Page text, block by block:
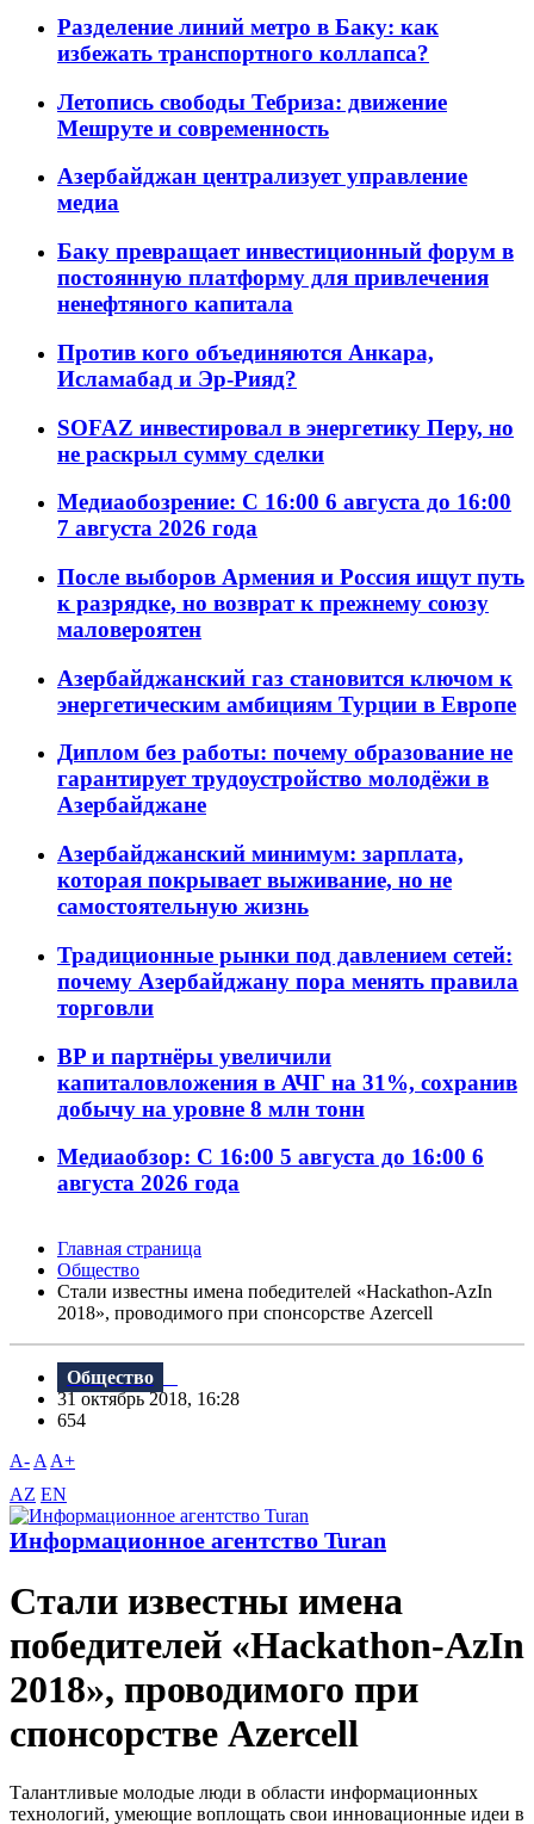
Разделение линий метро в Баку: как
избежать транспортного коллапса?
Летопись свободы Тебриза: движение
Мешруте и современность
Азербайджан централизует управление
медиа
Баку превращает инвестиционный форум в
постоянную платформу для привлечения
ненефтяного капитала
Против кого объединяются Анкара,
Исламабад и Эр-Рияд?
SOFAZ инвестировал в энергетику Перу, но
не раскрыл сумму сделки
Медиаобозрение: С 16:00 6 августа до 16:00
7 августа 2026 года
После выборов Армения и Россия ищут путь
к разрядке, но возврат к прежнему союзу
маловероятен
Азербайджанский газ становится ключом к
энергетическим амбициям Турции в Европе
Диплом без работы: почему образование не
гарантирует трудоустройство молодёжи в
Азербайджане
Азербайджанский минимум: зарплата,
которая покрывает выживание, но не
самостоятельную жизнь
Традиционные рынки под давлением сетей:
почему Азербайджану пора менять правила
торговли
BP и партнёры увеличили
капиталовложения в АЧГ на 31%, сохранив
добычу на уровне 8 млн тонн
Медиаобзор: С 16:00 5 августа до 16:00 6
августа 2026 года
Главная страница
Общество
Стали известны имена победителей «Hackathon-AzIn
2018», проводимого при спонсорстве Azercell
Общество
31 октябрь 2018, 16:28
654
A- A A+
AZ EN
Информационное агентство Turan
Стали известны имена
победителей «Hackathon-AzIn
2018», проводимого при
спонсорстве Azercell
Талантливые молодые люди в области информационных
технологий, умеющие воплощать свои инновационные идеи в